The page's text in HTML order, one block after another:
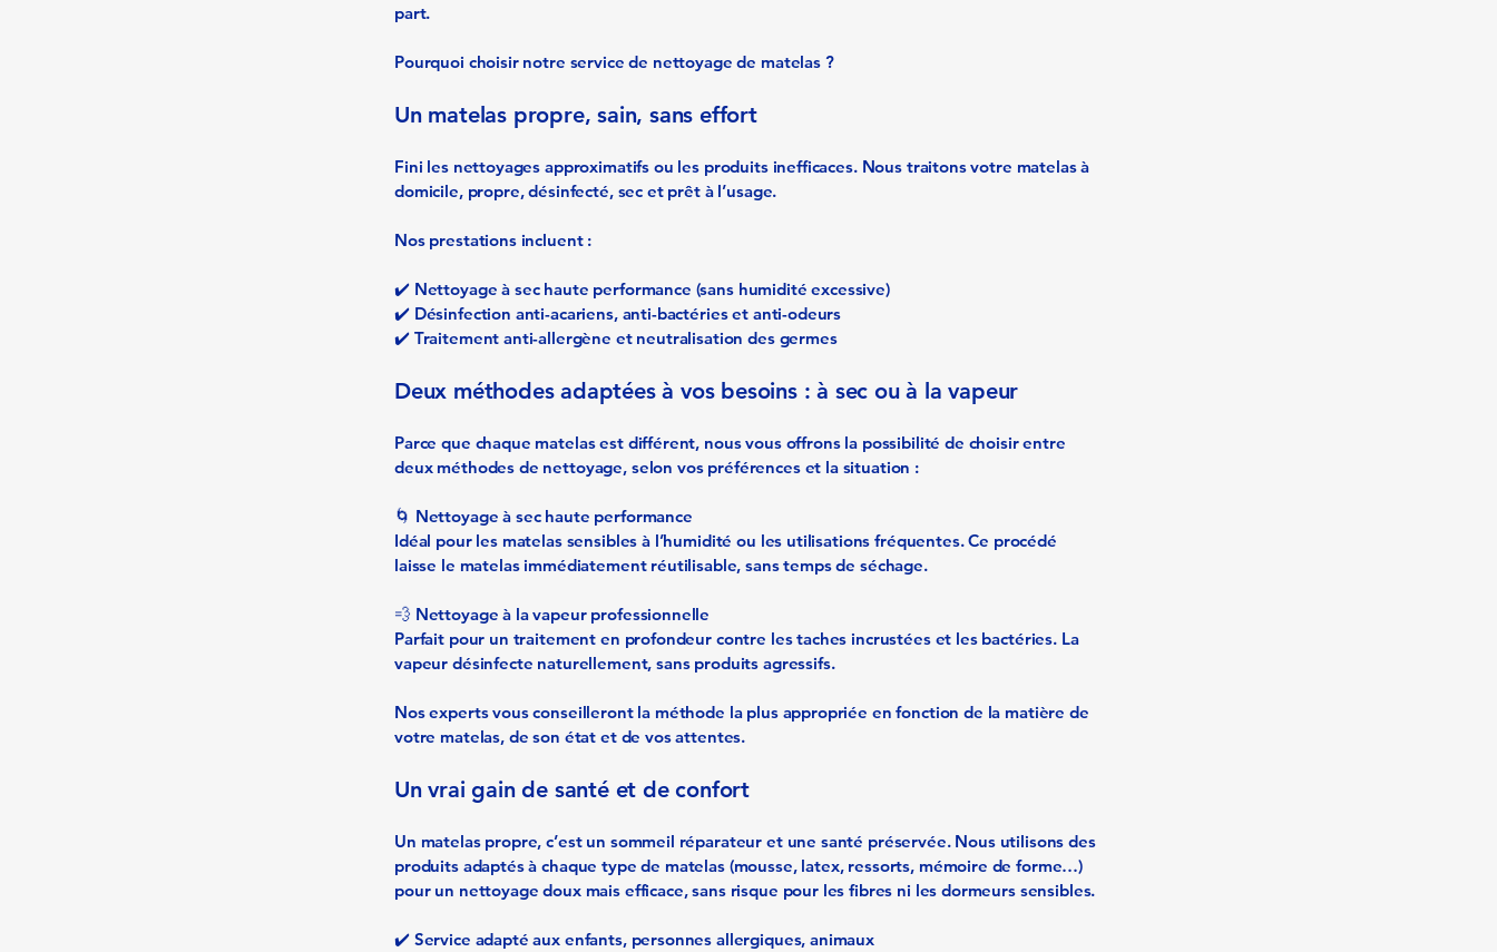
part.
Pourquoi choisir notre service de nettoyage de matelas ?
Un matelas propre, sain, sans effort
Fini les nettoyages approximatifs ou les produits inefficaces. Nous traitons votre matelas à
domicile, propre, désinfecté, sec et prêt à l’usage.
Nos prestations incluent :
✔️ Nettoyage à sec haute performance (sans humidité excessive)
✔️ Désinfection anti-acariens, anti-bactéries et anti-odeurs
✔️ Traitement anti-allergène et neutralisation des germes
Deux méthodes adaptées à vos besoins : à sec ou à la vapeur
Parce que chaque matelas est différent, nous vous offrons la possibilité de choisir entre
deux méthodes de nettoyage, selon vos préférences et la situation :
🌀 Nettoyage à sec haute performance
Idéal pour les matelas sensibles à l’humidité ou les utilisations fréquentes. Ce procédé
laisse le matelas immédiatement réutilisable, sans temps de séchage.
💨 Nettoyage à la vapeur professionnelle
Parfait pour un traitement en profondeur contre les taches incrustées et les bactéries. La
vapeur désinfecte naturellement, sans produits agressifs.
Nos experts vous conseilleront la méthode la plus appropriée en fonction de la matière de
votre matelas, de son état et de vos attentes.
Un vrai gain de santé et de confort
Un matelas propre, c’est un sommeil réparateur et une santé préservée. Nous utilisons des
produits adaptés à chaque type de matelas (mousse, latex, ressorts, mémoire de forme…)
pour un nettoyage doux mais efficace, sans risque pour les fibres ni les dormeurs sensibles.
✔️ Service adapté aux enfants, personnes allergiques, animaux